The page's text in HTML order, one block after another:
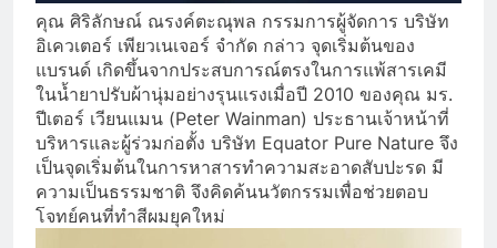
คุณ ศิริลักษณ์ ณรงค์ตะณุพล กรรมการผู้จัดการ บริษัท
อิเควเตอร์ เพียวเนเจอร์ จำกัด กล่าว จุดเริ่มต้นของ
แบรนด์ เกิดขึ้นจากประสบการณ์ตรงในการแพ้สารเคมี
ในน้ำยาปรับผ้านุ่มอย่างรุนแรงเมื่อปี 2010 ของคุณ มร.
ปีเตอร์ เวียนแมน (Peter Wainman) ประธานเจ้าหน้าที่
บริหารและผู้ร่วมก่อตั้ง บริษัท Equator Pure Nature จึง
เป็นจุดเริ่มต้นในการหาสารทำความสะอาดสับปะรด มี
ความเป็นธรรมชาติ จึงคิดค้นนวัตกรรมเพื่อช่วยตอบ
โจทย์คนที่ทำสีผมยุคใหม่